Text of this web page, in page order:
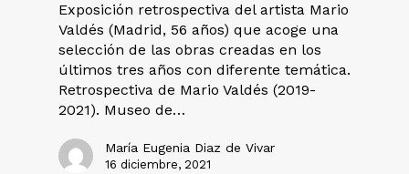
Exposición retrospectiva del artista Mario
Valdés (Madrid, 56 años) que acoge una
selección de las obras creadas en los
últimos tres años con diferente temática.
Retrospectiva de Mario Valdés (2019-
2021). Museo de…
María Eugenia Diaz de Vivar
16 diciembre, 2021